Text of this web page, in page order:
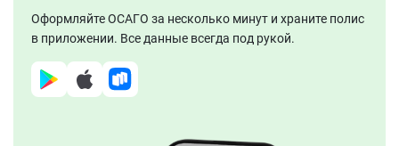
Оформляйте ОСАГО за несколько минут и храните полис
в приложении. Все данные всегда под рукой.